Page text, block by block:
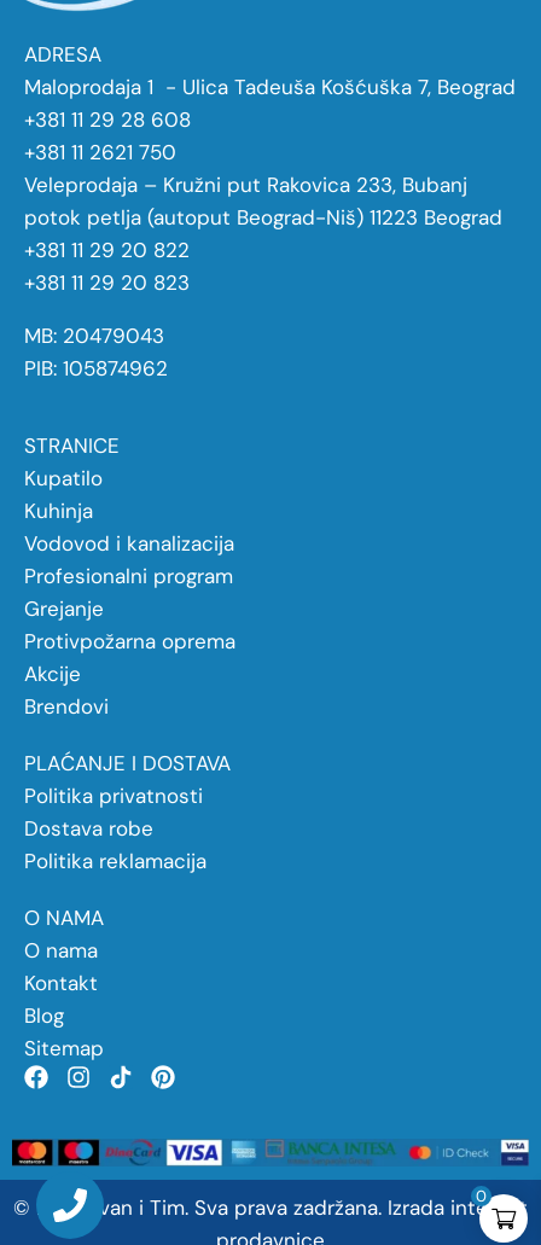
0
ADRESA
Maloprodaja 1 - Ulica Tadeuša Košćuška 7, Beograd
+381 11 29 28 608
+381 11 2621 750
Veleprodaja – Kružni put Rakovica 233, Bubanj
potok petlja (autoput Beograd-Niš) 11223 Beograd
+381 11 29 20 822
+381 11 29 20 823
MB: 20479043
PIB: 105874962
STRANICE
Kupatilo
Kuhinja
Vodovod i kanalizacija
Profesionalni program
Grejanje
Protivpožarna oprema
Akcije
Brendovi
PLAĆANJE I DOSTAVA
Politika privatnosti
Dostava robe
Politika reklamacija
O NAMA
O nama
Kontakt
Blog
Sitemap
© 2026 Ivan i Tim. Sva prava zadržana. Izrada internet